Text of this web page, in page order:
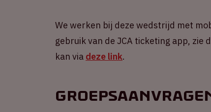
We werken bij deze wedstrijd met
gebruik van de JCA ticketing app, zie
kan via deze link.